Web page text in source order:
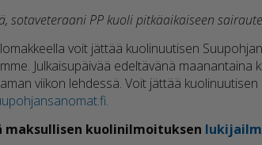
sotaveteraani PP kuoli pitkäaikaiseen
voit jättää kuolinuutisen
Julkaisupäivää edeltävänä
viikon lehdessä. Voit jättää
.
kuolinilmoituksen